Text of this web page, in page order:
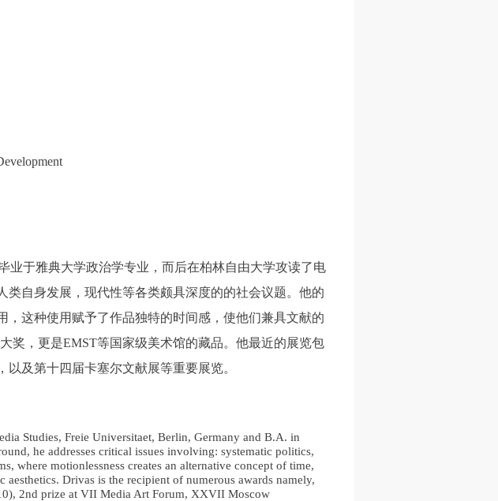
业于雅典大学政治学专业，而后在柏林自由大学攻读了电
自身发展，现代性等各类颇具深度的的社会议题。他的
这种使用赋予了作品独特的时间感，使他们兼具文献的
奖，更是EMST等国家级美术馆的藏品。他最近的展览包
及第十四届卡塞尔文献展等重要展览。
Studies, Freie Universitaet, Berlin, Germany and B.A. in
he addresses critical issues involving: systematic politics,
where motionlessness creates an alternative concept of time,
Drivas is the recipient of numerous awards namely,
2nd prize at VII Media Art Forum, XXVII Moscow
益性活动（包括美术馆会员活
活动成果（如参与工作坊创作
库》等相关资料、文献、档案
网上传播，同意按相关“章程”规
益性活动（包括美术馆会员活
活动成果（如参与工作坊创作
库》等相关资料、文献、档案
网上传播，同意按相关“章程”规
益性活动（包括美术馆会员活
活动成果（如参与工作坊创作
库》等相关资料、文献、档案
网上传播，同意按相关“章程”规
帐号密码登录
发送验证码
号
录
登录